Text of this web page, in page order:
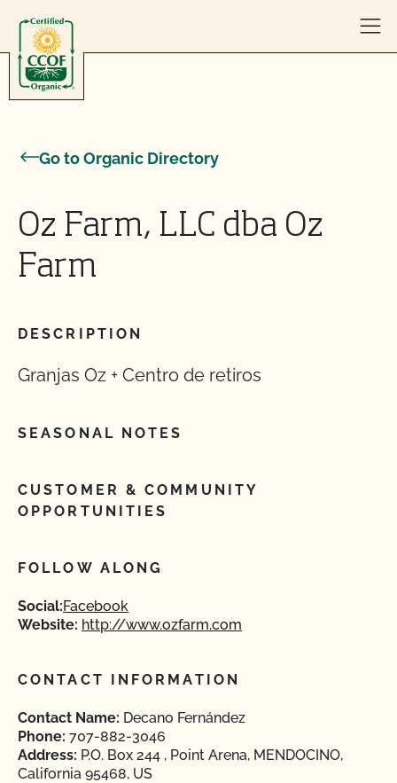
Go to Organic Directory
Oz Farm, LLC dba Oz
Farm
DESCRIPTION
Granjas Oz + Centro de retiros
SEASONAL NOTES
CUSTOMER & COMMUNITY
OPPORTUNITIES
FOLLOW ALONG
Social:Facebook
Website: http://www.ozfarm.com
CONTACT INFORMATION
Contact Name: Decano Fernández
Phone: 707-882-3046
Address: P.O. Box 244 , Point Arena, MENDOCINO,
California 95468, US